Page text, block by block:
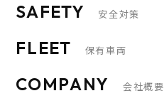
SAFETY 安全対策
FLEET 保有車両
COMPANY 会社概要